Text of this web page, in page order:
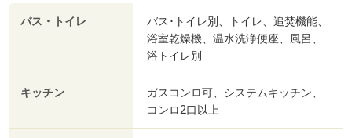
バス・トイレ
バス･トイレ別、トイレ、追焚機能、
浴室乾燥機、温水洗浄便座、風呂、
浴トイレ別
キッチン
ガスコンロ可、システムキッチン、
コンロ2口以上